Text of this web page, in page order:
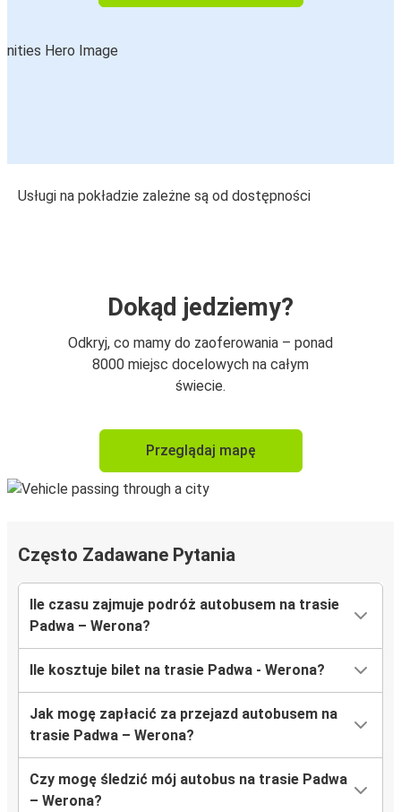
Usługi na pokładzie zależne są od dostępności
Dokąd jedziemy?
Odkryj, co mamy do zaoferowania – ponad
8000 miejsc docelowych na całym
świecie.
Przeglądaj mapę
Często Zadawane Pytania
Ile czasu zajmuje podróż autobusem na trasie
Padwa – Werona?
Ile kosztuje bilet na trasie Padwa - Werona?
Jak mogę zapłacić za przejazd autobusem na
trasie Padwa – Werona?
Czy mogę śledzić mój autobus na trasie Padwa
– Werona?